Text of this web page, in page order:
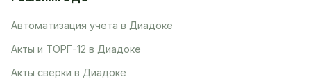
Автоматизация учета в Диадоке
Акты и ТОРГ-12 в Диадоке
Акты сверки в Диадоке